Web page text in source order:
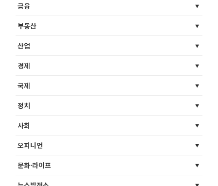
금융
부동산
산업
경제
국제
정치
사회
오피니언
문화·라이프